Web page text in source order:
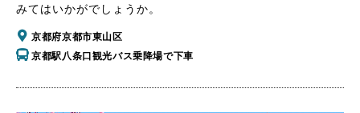
みてはいかがでしょうか。
京都府京都市東山区
京都駅八条口観光バス乗降場で下車